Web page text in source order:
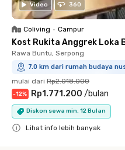
Video 360
Coliving • Campur
Kost Rukita Anggrek Loka
Rawa Buntu, Serpong
7.0 km dari rumah budaya
mulai dari Rp2.018.000
-12% Rp1.771.200 /bulan
Diskon sewa min. 12 Bulan
Lihat info lebih banyak